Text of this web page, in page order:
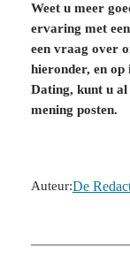
Weet u meer
ervaring met
een vraag over
hieronder, en
Dating, kunt u
mening posten.
Auteur:De